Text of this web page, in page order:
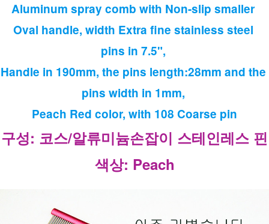
Aluminum spray comb with Non-slip smaller
Oval handle, width Extra fine stainless steel
pins in 7.5",
Handle in 190mm, the pins length:28mm and the
pins width in 1mm,
Peach Red color, with 108 Coarse pin
구성: 코스/알류미늄손잡이 스테인레스 핀
색상: Peach